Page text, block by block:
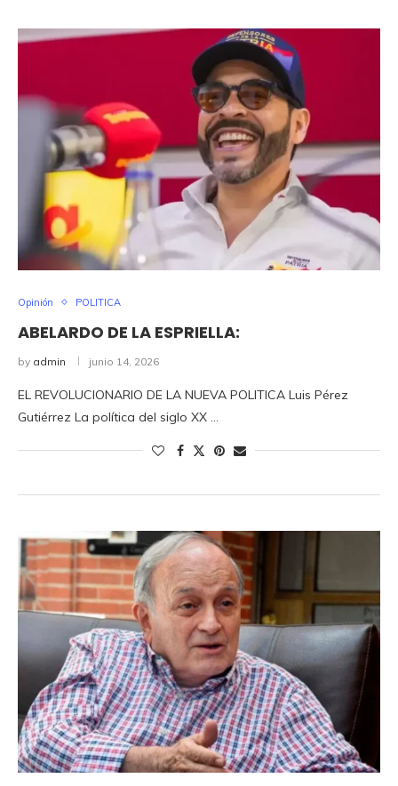
Opinión POLITICA
ABELARDO DE LA ESPRIELLA:
by admin junio 14, 2026
EL REVOLUCIONARIO DE LA NUEVA POLITICA Luis Pérez
Gutiérrez La política del siglo XX …